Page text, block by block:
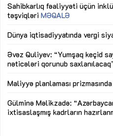
Sahibkarlıq fəaliyyəti üçün
təşviqləri MƏQALƏ
Dünya iqtisadiyyatında vergi
Əvəz Quliyev: “Yumşaq keçid
nəticələri qorunub
Maliyyə planlaması
Gülminə Məlikzadə:
ixtisaslaşmış kadrların